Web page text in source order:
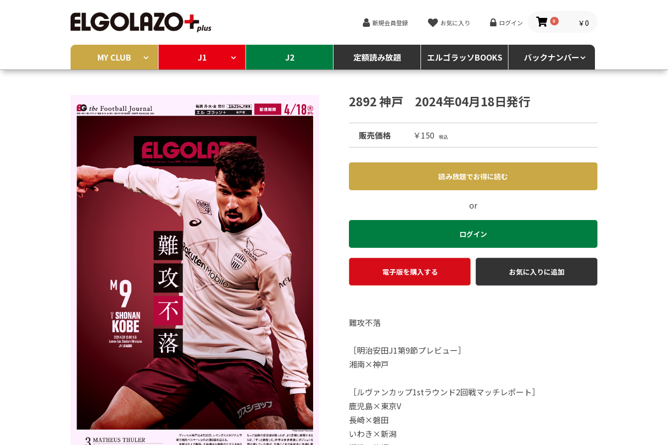
新規会員登録 お気に入り ログイン 0 ￥0
MY CLUB J1 J2 定額読み放題 エルゴラッソBOOKS バックナンバー
2892 神戸 2024年04月18日発行
販売価格 ￥150 税込
読み放題でお得に読む
or
ログイン
電子版を購入する お気に入りに追加
難攻不落
［明治安田J1第9節プレビュー］
湘南×神戸
［ルヴァンカップ1stラウンド2回戦マッチレポート］
鹿児島×東京V
長崎×磐田
いわき×新潟